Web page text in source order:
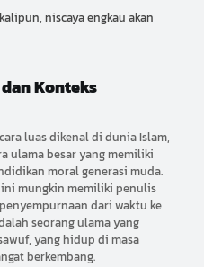
niscaya engkau akan
Konteks
luas dikenal di dunia Islam,
ulama besar yang memiliki
moral generasi muda.
mungkin memiliki penulis
dari waktu ke
seorang ulama yang
yang hidup di masa
berkembang.